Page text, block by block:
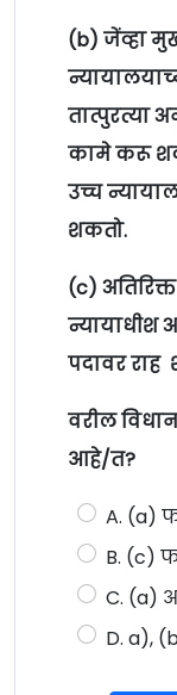
(b) जेंव्हा
तात्पुरत्या
कामे करू
उच्च
शकतो.
(c)
न्यायाधीश
पदावर राह
वरील
आहे/त?
A. (a)
B. (c)
C. (a)
D. a),